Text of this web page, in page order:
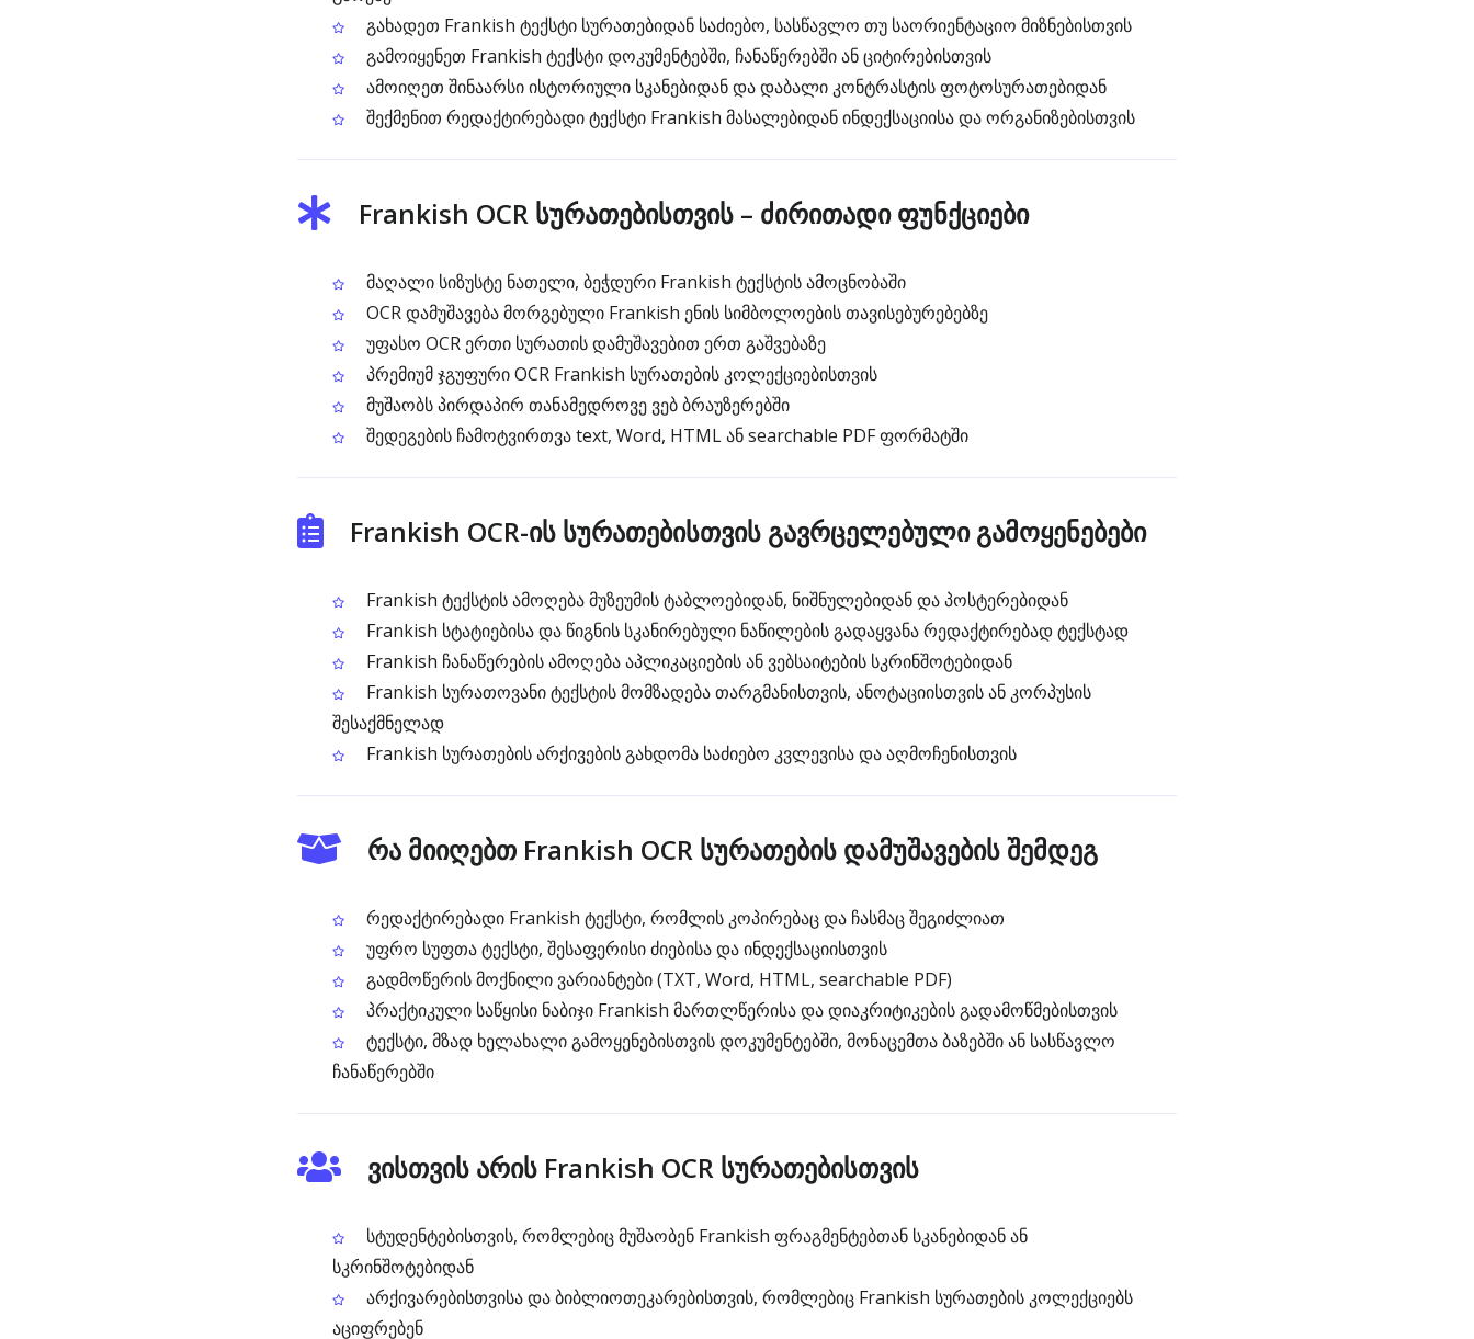
გახადეთ Frankish ტექსტი სურათებიდან საძიებო, სასწავლო თუ საორიენტაციო მიზნებისთვის
გამოიყენეთ Frankish ტექსტი დოკუმენტებში, ჩანაწერებში ან ციტირებისთვის
ამოიღეთ შინაარსი ისტორიული სკანებიდან და დაბალი კონტრასტის ფოტოსურათებიდან
შექმენით რედაქტირებადი ტექსტი Frankish მასალებიდან ინდექსაციისა და ორგანიზებისთვის
Frankish OCR სურათებისთვის – ძირითადი ფუნქციები
მაღალი სიზუსტე ნათელი, ბეჭდური Frankish ტექსტის ამოცნობაში
OCR დამუშავება მორგებული Frankish ენის სიმბოლოების თავისებურებებზე
უფასო OCR ერთი სურათის დამუშავებით ერთ გაშვებაზე
პრემიუმ ჯგუფური OCR Frankish სურათების კოლექციებისთვის
მუშაობს პირდაპირ თანამედროვე ვებ ბრაუზერებში
შედეგების ჩამოტვირთვა text, Word, HTML ან searchable PDF ფორმატში
Frankish OCR-ის სურათებისთვის გავრცელებული გამოყენებები
Frankish ტექსტის ამოღება მუზეუმის ტაბლოებიდან, ნიშნულებიდან და პოსტერებიდან
Frankish სტატიებისა და წიგნის სკანირებული ნაწილების გადაყვანა რედაქტირებად ტექსტად
Frankish ჩანაწერების ამოღება აპლიკაციების ან ვებსაიტების სკრინშოტებიდან
Frankish სურათოვანი ტექსტის მომზადება თარგმანისთვის, ანოტაციისთვის ან კორპუსის
შესაქმნელად
Frankish სურათების არქივების გახდომა საძიებო კვლევისა და აღმოჩენისთვის
რა მიიღებთ Frankish OCR სურათების დამუშავების შემდეგ
რედაქტირებადი Frankish ტექსტი, რომლის კოპირებაც და ჩასმაც შეგიძლიათ
უფრო სუფთა ტექსტი, შესაფერისი ძიებისა და ინდექსაციისთვის
გადმოწერის მოქნილი ვარიანტები (TXT, Word, HTML, searchable PDF)
პრაქტიკული საწყისი ნაბიჯი Frankish მართლწერისა და დიაკრიტიკების გადამოწმებისთვის
ტექსტი, მზად ხელახალი გამოყენებისთვის დოკუმენტებში, მონაცემთა ბაზებში ან სასწავლო
ჩანაწერებში
ვისთვის არის Frankish OCR სურათებისთვის
სტუდენტებისთვის, რომლებიც მუშაობენ Frankish ფრაგმენტებთან სკანებიდან ან
სკრინშოტებიდან
არქივარებისთვისა და ბიბლიოთეკარებისთვის, რომლებიც Frankish სურათების კოლექციებს
აციფრებენ